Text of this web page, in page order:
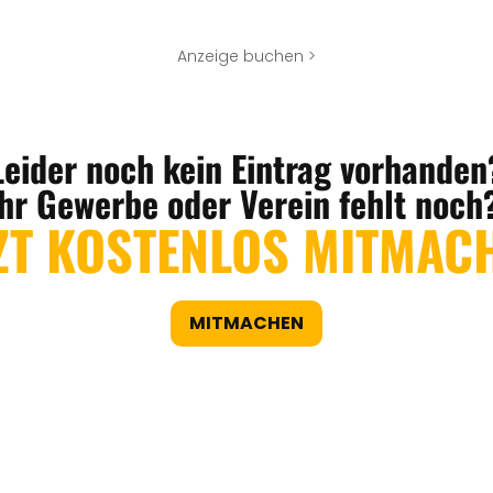
Anzeige buchen >
noch kein Eintrag
Gewerbe oder Verein fehlt
KOSTENLOS
MITMACHEN